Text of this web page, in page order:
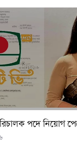
পদে নিয়োগ